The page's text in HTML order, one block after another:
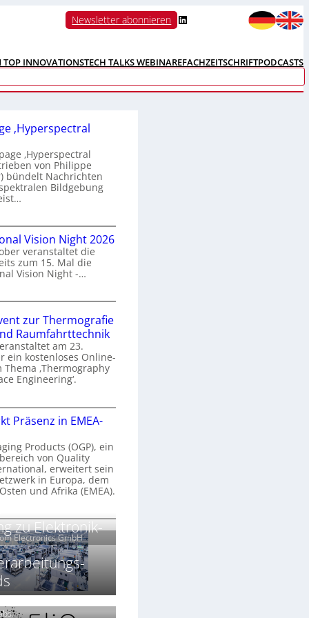
Newsletter abonnieren LinkedIn
TOP INNOVATIONSTECH TALKS WEBINAREFACHZEITSCHRIFTPODCASTS
‚Hyperspectral
‚Hyperspectral
von Philippe
bündelt Nachrichten
Bildgebung
a
Vision Night 2026
veranstaltet die
zum 15. Mal die
Vision Night -…
zur Thermografie
Raumfahrttechnik
am 23.
ein kostenloses Online-
Thema ‚Thermography
Engineering‘.
Präsenz in EMEA-
Products (OGP), ein
von Quality
erweitert sein
in Europa, dem
und Afrika (EMEA).
Electronics GmbH
zu Elektronik-